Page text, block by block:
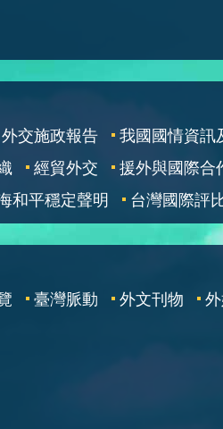
外交施政報告
我國國情資訊
經貿外交 援外與國際合
和平穩定聲明
台灣國際評
臺灣脈動 外文刊物